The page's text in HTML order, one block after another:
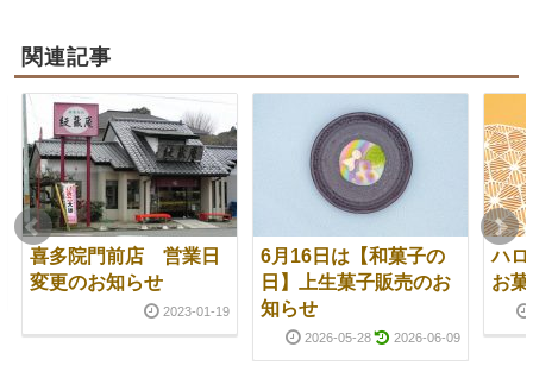
関連記事
喜多院門前店 営業日
変更のお知らせ
2023-01-19
6月16日は【和菓子の
日】上生菓子販売のお
知らせ
2026-05-28 2026-06-09
ハ
お